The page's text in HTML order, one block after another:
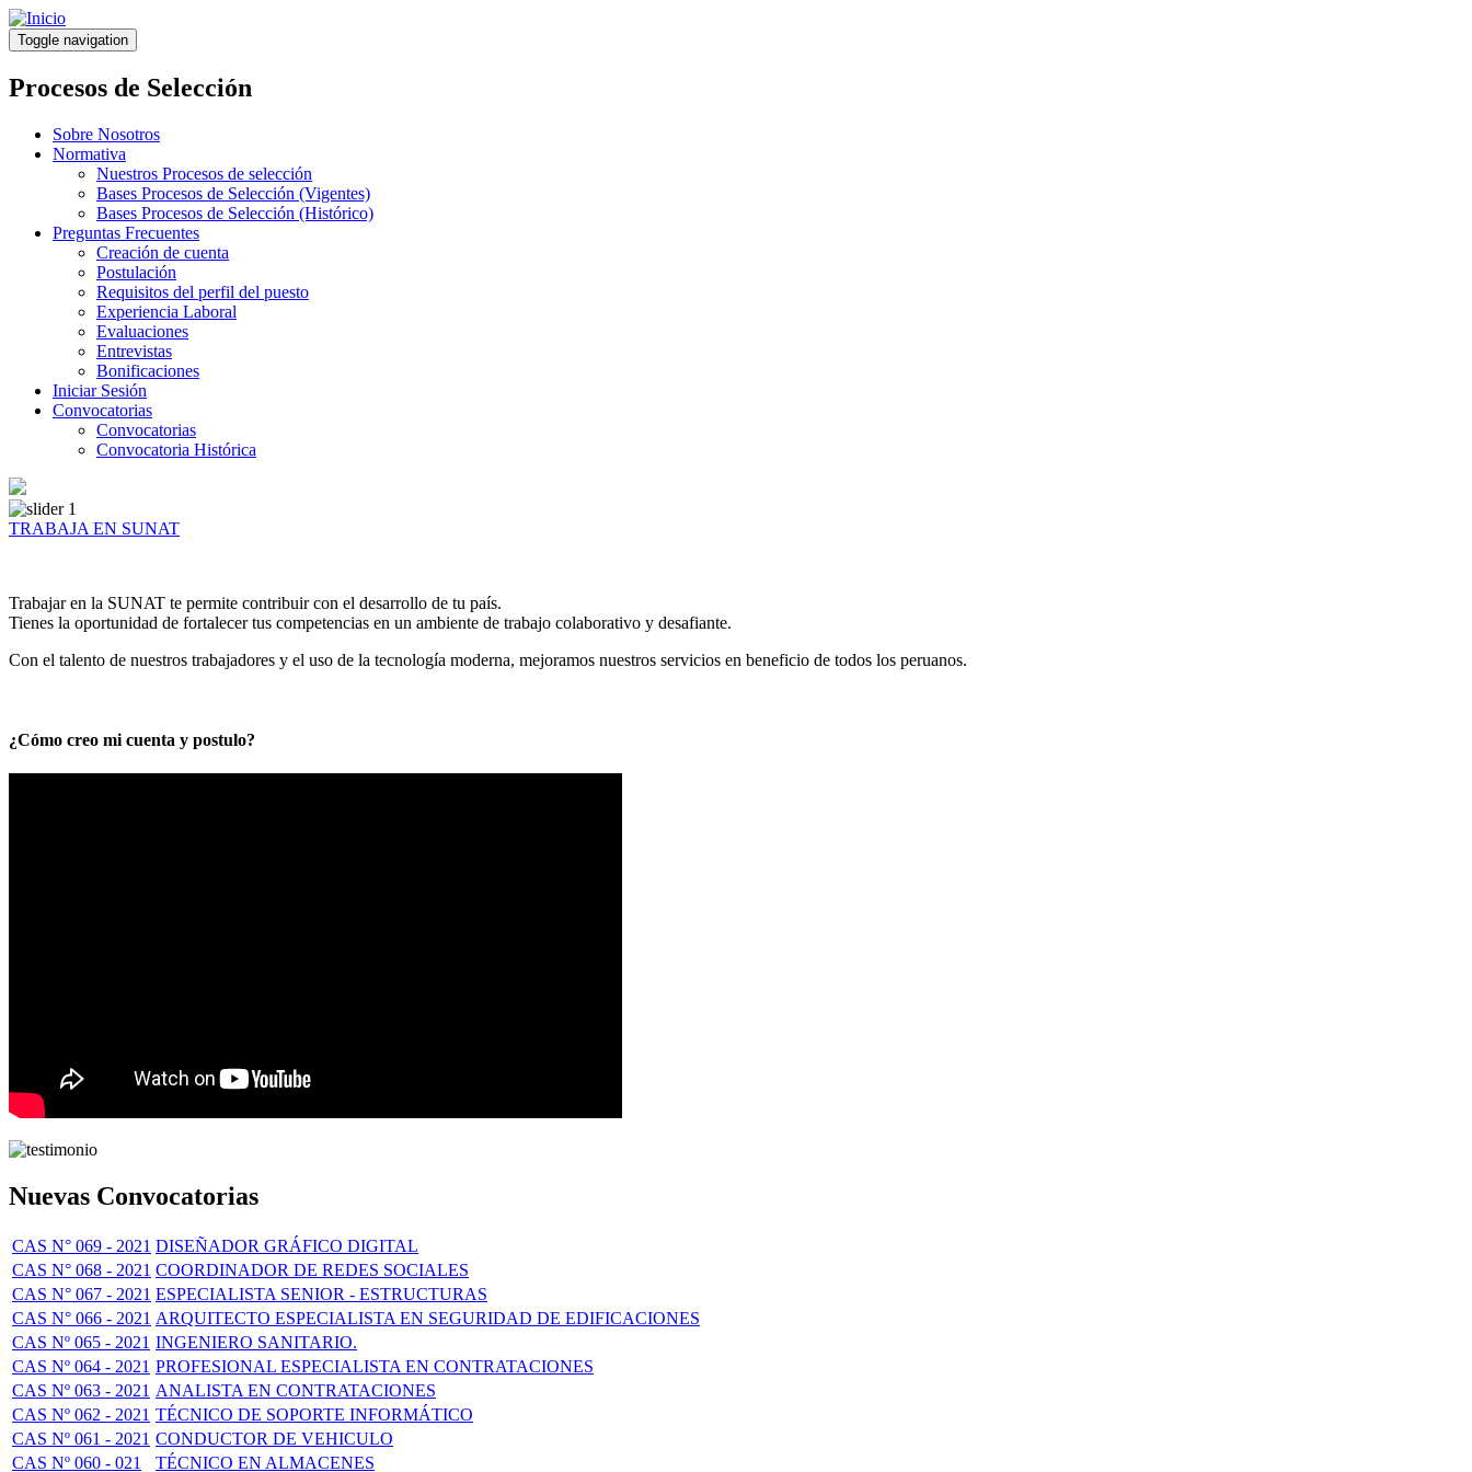
Pasar
al
contenido
principal
Toggle navigation
Procesos de Selección
Sobre Nosotros
Normativa
Nuestros Procesos de selección
Bases Procesos de Selección (Vigentes)
Bases Procesos de Selección (Histórico)
Preguntas Frecuentes
Creación de cuenta
Postulación
Requisitos del perfil del puesto
Experiencia Laboral
Evaluaciones
Entrevistas
Bonificaciones
Iniciar Sesión
Convocatorias
Convocatorias
Convocatoria Histórica
TRABAJA EN SUNAT
Trabajar en la SUNAT te permite contribuir con el desarrollo de tu país.
Tienes la oportunidad de fortalecer tus competencias en un ambiente de trabajo colaborativo y desafiante.
Con el talento de nuestros trabajadores y el uso de la tecnología moderna, mejoramos nuestros servicios en beneficio de todos los peruanos.
¿Cómo creo mi cuenta y postulo?
Nuevas Convocatorias
CAS N° 069 - 2021 DISEÑADOR GRÁFICO DIGITAL
CAS N° 068 - 2021 COORDINADOR DE REDES SOCIALES
CAS N° 067 - 2021 ESPECIALISTA SENIOR - ESTRUCTURAS
CAS N° 066 - 2021 ARQUITECTO ESPECIALISTA EN SEGURIDAD DE EDIFICACIONES
CAS Nº 065 - 2021 INGENIERO SANITARIO.
CAS Nº 064 - 2021 PROFESIONAL ESPECIALISTA EN CONTRATACIONES
CAS Nº 063 - 2021 ANALISTA EN CONTRATACIONES
CAS Nº 062 - 2021 TÉCNICO DE SOPORTE INFORMÁTICO
CAS Nº 061 - 2021 CONDUCTOR DE VEHICULO
CAS Nº 060 - 021
TÉCNICO EN ALMACENES